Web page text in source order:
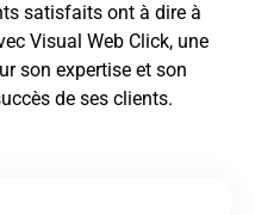
satisfaits ont à dire à
Visual Web Click, une
son expertise et son
de ses clients.